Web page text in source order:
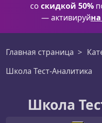
со скидкой 50%
— активируй
Главная страница
Школа Тест-Аналитика
Школа